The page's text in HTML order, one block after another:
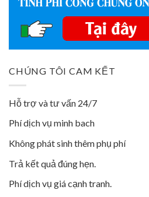
CHÚNG TÔI CAM KẾT
Hỗ trợ và tư vấn 24/7
Phí dịch vụ minh bach
Không phát sinh thêm phụ phí
Trả kết quả đúng hẹn.
Phí dịch vụ giá cạnh tranh.